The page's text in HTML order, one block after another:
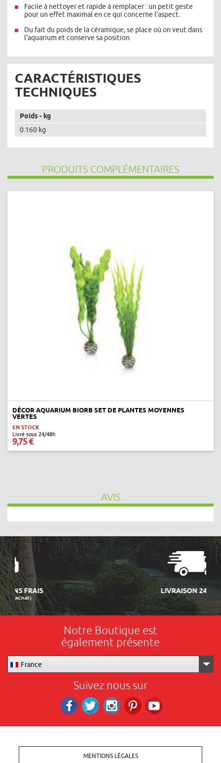
Facile à nettoyer et rapide à remplacer : un petit geste
pour un effet maximal en ce qui concerne l'aspect.
Du fait du poids de la céramique, se place où on veut dans
l'aquarium et conserve sa position
CARACTÉRISTIQUES
TECHNIQUES
Poids - kg
0.160 kg
PRODUITS COMPLÉMENTAIRES
DÉCOR AQUARIUM BIORB SET DE PLANTES MOYENNES
VERTES
EN STOCK
Livré sous 24/48h
9,75 €
AVIS
LIVRAISON 24/48H
Notre Boutique est
également présente
France
Suivez nous sur
MENTIONS LÉGALES